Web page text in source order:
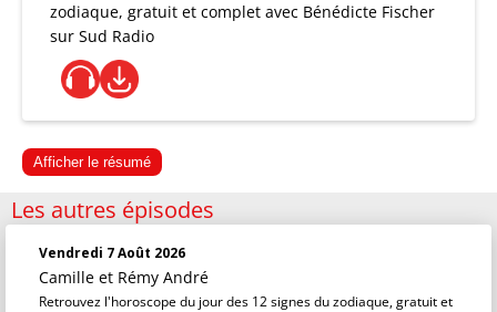
zodiaque, gratuit et complet avec Bénédicte Fischer
sur Sud Radio
Afficher le résumé
Les autres épisodes
Vendredi 7 Août 2026
Camille et Rémy André
Retrouvez l'horoscope du jour des 12 signes du zodiaque, gratuit et